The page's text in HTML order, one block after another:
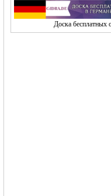
Доска бесплатных